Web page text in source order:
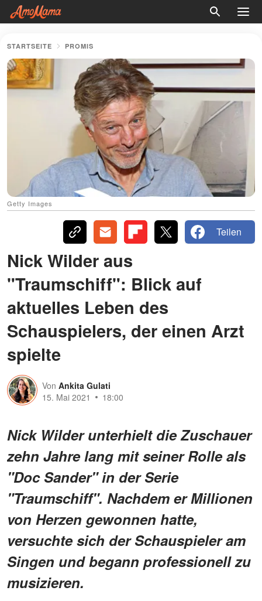
STARTSEITE PROMIS
Getty Images
Teilen
Nick Wilder aus
"Traumschiff": Blick auf
aktuelles Leben des
Schauspielers, der einen Arzt
spielte
Von Ankita Gulati
15. Mai 2021
18:00
Nick Wilder unterhielt die Zuschauer
zehn Jahre lang mit seiner Rolle als
"Doc Sander" in der Serie
"Traumschiff". Nachdem er Millionen
von Herzen gewonnen hatte,
versuchte sich der Schauspieler am
Singen und begann professionell zu
musizieren.